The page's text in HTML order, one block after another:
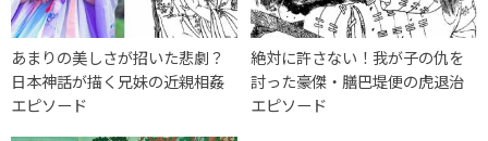
あまりの美しさが招いた悲劇？
日本神話が描く兄妹の近親相姦
エピソード
絶対に許さない！我が子の仇を
討った豪傑・膳巴堤便の虎退治
エピソード